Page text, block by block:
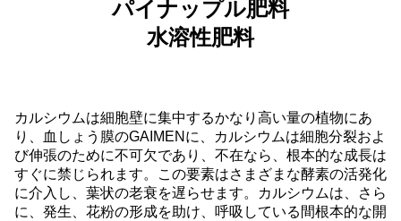
パイナップル肥料
水溶性肥料
カルシウムは細胞壁に集中するかなり高い量の植物にあ
り、血しょう膜のGAIMENに、カルシウムは細胞分裂およ
び伸張のために不可欠であり、不在なら、根本的な成長は
すぐに禁じられます。この要素はさまざまな酵素の活発化
に介入し、葉状の老衰を遅らせます。カルシウムは、さら
に、発生、花粉の形成を助け、呼吸している間根本的な開